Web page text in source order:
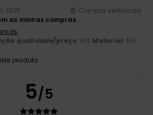
2025
Compra verificada
as minhas compras.
qualidade/preço: 4 /5 Material: 5/5
produto
5/5